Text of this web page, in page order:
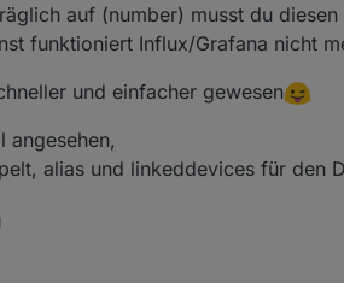
gelesen und habe es einfach per Hand
(
auf (number) musst du
funktioniert Influx/Grafana nicht
und einfacher gewesen
angesehen,
alias und linkeddevices für den